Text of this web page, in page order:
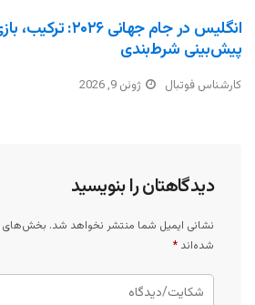
انگلیس در جام جهانی
پیش‌بینی شرط‌بندی
کارشناس فوتبال ژوئن 9, 2026
دیدگاهتان را بنویسید
نشانی ایمیل شما منتشر نخواهد شد. بخش‌های
شده‌اند *